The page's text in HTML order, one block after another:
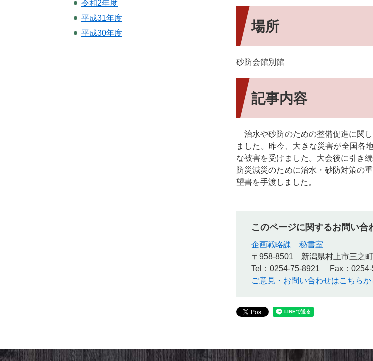
場所
砂防会館別館
記事内容
治水や砂防のための整備促進に関
ました。昨今、大きな災害が全国各
な被害を受けました。大会後に引き
防災減災のために治水・砂防対策の
望書を手渡しました。​
このページに関するお問い合
企画戦略課
秘書室
〒958-8501
新潟県村上市三之
Tel：0254-75-8921
Fax：
ご意見・お問い合わせはこちらか
令和2年度
平成31年度
平成30年度